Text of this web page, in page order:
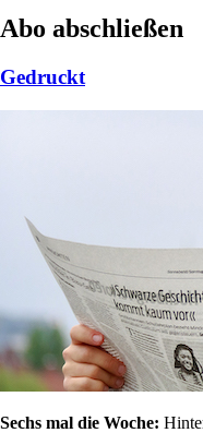
Abo abschließen
Gedruckt
Sechs mal die Woche: